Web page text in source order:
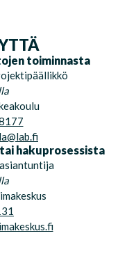
toiminnasta
hakuprosessista